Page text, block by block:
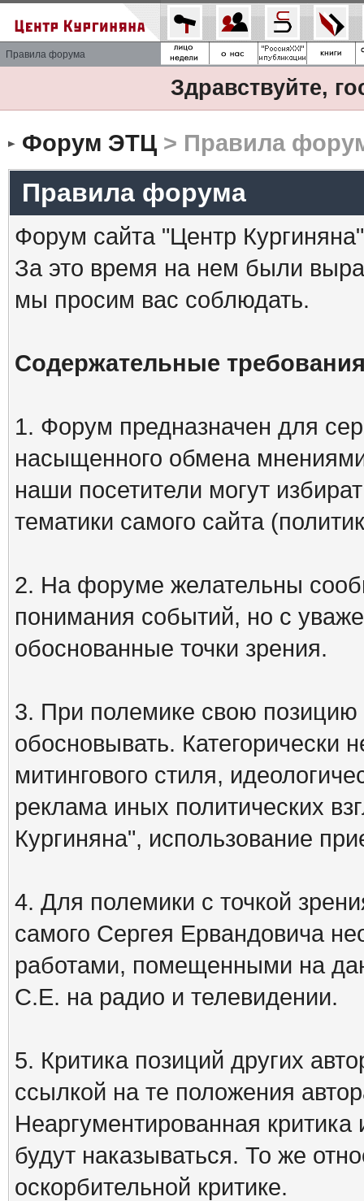
Правила форума
Здравствуйте,
Форум ЭТЦ> Правила
Правила форума
Форум сайта "Центр
За это время на нем были
мы просим вас соблюдать.
Содержательные
1. Форум предназначен для
насыщенного обмена
наши посетители могут
тематики самого сайта
2. На форуме желательны
понимания событий, но с
обоснованные точки зрения.
3. При полемике свою
обосновывать. Категорически
митингового стиля,
реклама иных политических
Кургиняна", использование
4. Для полемики с точкой
самого Сергея Ервандовича
работами, помещенными на
С.Е. на радио и телевидении.
5. Критика позиций других
ссылкой на те положения
Неаргументированная
будут наказываться. То же
оскорбительной критике.